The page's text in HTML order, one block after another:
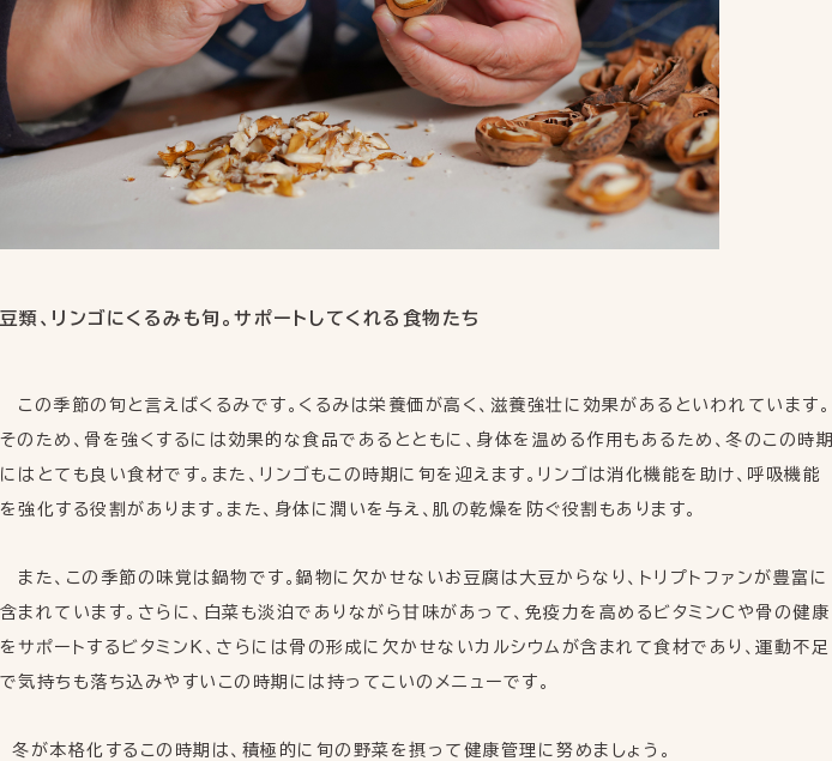
豆類、リンゴにくるみも旬。サポートしてくれる食物たち
この季節の旬と言えばくるみです。くるみは栄養価が高く、滋養強壮に効果があるといわれています。
そのため、骨を強くするには効果的な食品であるとともに、身体を温める作用もあるため、冬のこの時期
にはとても良い食材です。また、リンゴもこの時期に旬を迎えます。リンゴは消化機能を助け、呼吸機能
を強化する役割があります。また、身体に潤いを与え、肌の乾燥を防ぐ役割もあります。
また、この季節の味覚は鍋物です。鍋物に欠かせないお豆腐は大豆からなり、トリプトファンが豊富に
含まれています。さらに、白菜も淡泊でありながら甘味があって、免疫力を高めるビタミンCや骨の健康
をサポートするビタミンK、さらには骨の形成に欠かせないカルシウムが含まれて食材であり、運動不足
で気持ちも落ち込みやすいこの時期には持ってこいのメニューです。
冬が本格化するこの時期は、積極的に旬の野菜を摂って健康管理に努めましょう。